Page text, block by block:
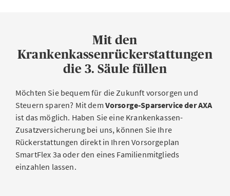
Mit den
Krankenkassenrückerstattungen
die 3. Säule füllen
Möchten Sie bequem für die Zukunft vorsorgen und
Steuern sparen? Mit dem Vorsorge-Sparservice der AXA
ist das möglich. Haben Sie eine Krankenkassen-
Zusatzversicherung bei uns, können Sie Ihre
Rückerstattungen direkt in Ihren Vorsorgeplan
SmartFlex 3a oder den eines Familienmitglieds
einzahlen lassen.